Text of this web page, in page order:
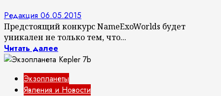
Редакция 06.05.2015
Предстоящий конкурс NameExoWorlds будет
уникален не только тем, что...
Читать далее
Экзопланеты
Явления и Новости